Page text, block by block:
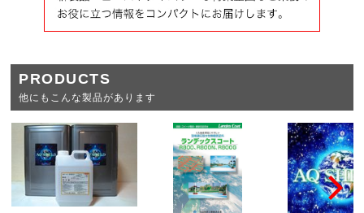
PRODUCTS
他にもこんな製品があります